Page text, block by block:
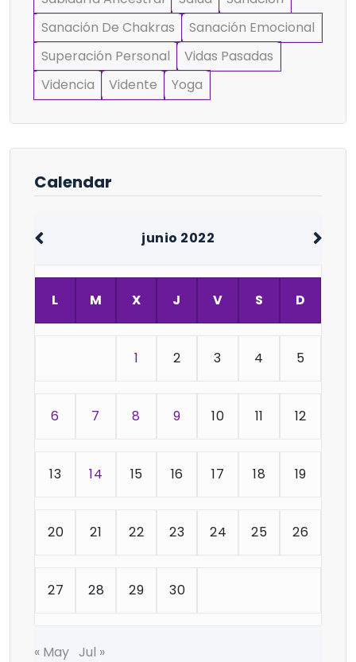
Sanación De Chakras
Sanación Emocional
Superación Personal
Vidas Pasadas
Videncia
Vidente Yoga
Calendar
junio 2022
L M X J V S D
1 2 3 4 5
6 7 8 9 10 11 12
13 14 15 16 17 18 19
20 21 22 23 24 25 26
27 28 29 30
« May Jul »